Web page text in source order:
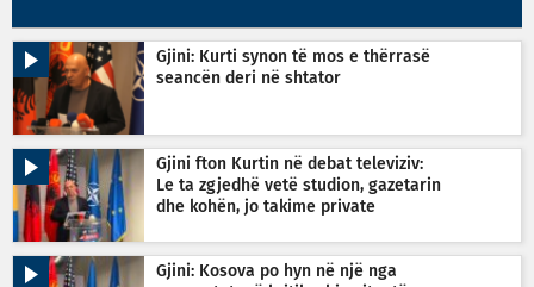
Gjini: Kurti synon të mos e thërrasë
seancën deri në shtator
Gjini fton Kurtin në debat televiziv:
Le ta zgjedhë vetë studion, gazetarin
dhe kohën, jo takime private
Gjini: Kosova po hyn në një nga